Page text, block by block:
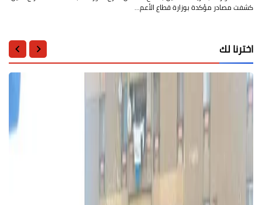
كشفت مصادر مؤكدة بوزارة قطاع الأعم…
اخترنا لك